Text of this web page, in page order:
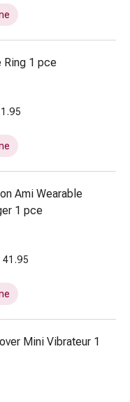
Ring 1 pce
Ami Wearable
1 pce
41.95
Mini Vibrateur 1